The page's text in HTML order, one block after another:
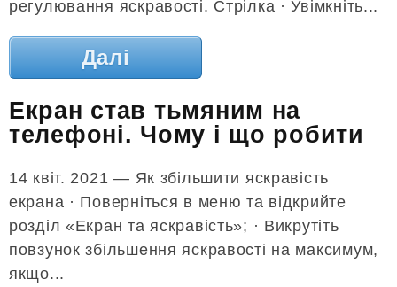
регулювання яскравості. Стрілка · Увімкніть...
Далі
Екран став тьмяним на
телефоні. Чому і що робити
14 квіт. 2021 — Як збільшити яскравість
екрана · Поверніться в меню та відкрийте
розділ «Екран та яскравість»; · Викрутіть
повзунок збільшення яскравості на максимум,
якщо...